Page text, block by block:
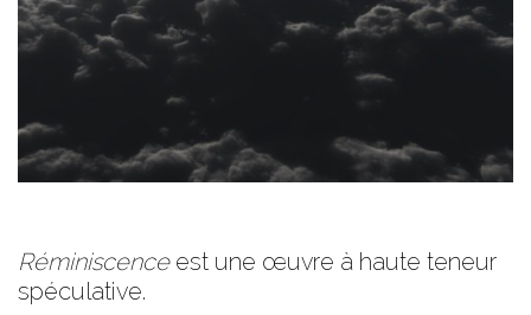
Réminiscenceest une œuvre à haute teneur
spéculative.